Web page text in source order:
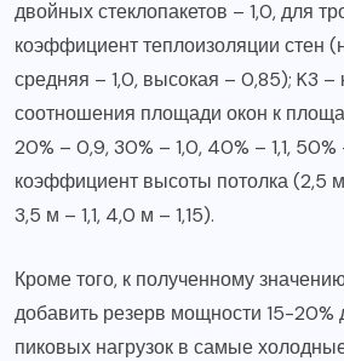
двойных стеклопакетов – 1,0, для
коэффициент теплоизоляции стен
средняя – 1,0, высокая – 0,85); K3
соотношения площади окон к
20% – 0,9, 30% – 1,0, 40% – 1,1, 50%
коэффициент высоты потолка (2,5
3,5 м – 1,1, 4,0 м – 1,15).
Кроме того, к полученному
добавить резерв мощности 15-20%
пиковых нагрузок в самые